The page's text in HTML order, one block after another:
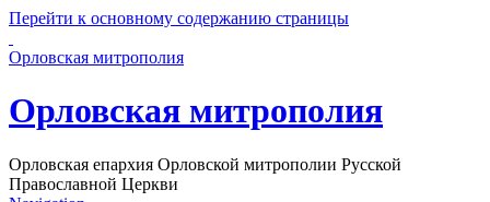
Перейти к основному содержанию страницы
Орловская митрополия
Орловская митрополия
Орловская епархия Орловской митрополии Русской
Православной Церкви